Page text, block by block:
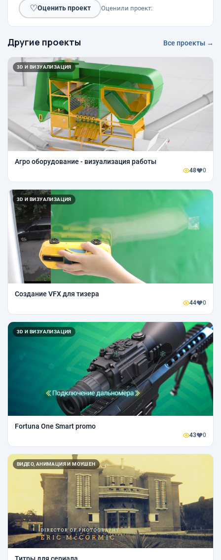
♡Оценить проект Оценили проект:
Другие проекты Все проекты →
3D И ВИЗУАЛИЗАЦИЯ
Агро оборудование - визуализация работы
48 0
3D И ВИЗУАЛИЗАЦИЯ
Создание VFX для тизера
44 0
3D И ВИЗУАЛИЗАЦИЯ
Fortuna One Smart promo
43 0
ВИДЕО, АНИМАЦИЯ И МОУШЕН